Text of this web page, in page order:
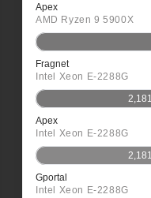
Apex
AMD Ryzen 9 5900X
Fragnet
Intel Xeon E-2288G
2,181
Apex
Intel Xeon E-2288G
2,181
Gportal
Intel Xeon E-2288G